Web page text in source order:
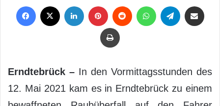
Drucken
Erndtebrück – In den Vormittagsstunden des
12. Mai 2021 kam es in Erndtebrück zu einem